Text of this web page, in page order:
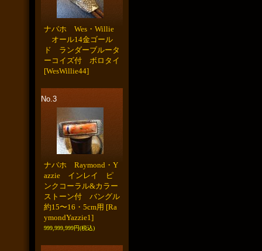
ナバホ Wes・Willie
オール14金ゴール
ド ランダーブルータ
ーコイズ付 ボロタイ
[WesWillie44]
No.3
ナバホ Raymond・Y
azzie インレイ ピ
ンクコーラル&カラー
ストーン付 バングル
約15〜16・5cm用 [Ra
ymondYazzie1]
999,999,999円(税込)